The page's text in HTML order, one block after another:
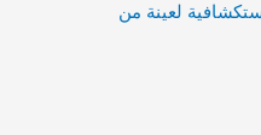
لعينة من